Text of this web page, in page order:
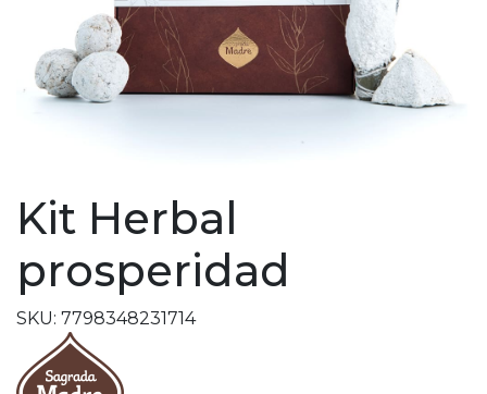
Kit Herbal
prosperidad
SKU: 7798348231714